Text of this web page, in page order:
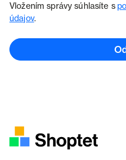
Vložením správy súhlasíte s
údajov.